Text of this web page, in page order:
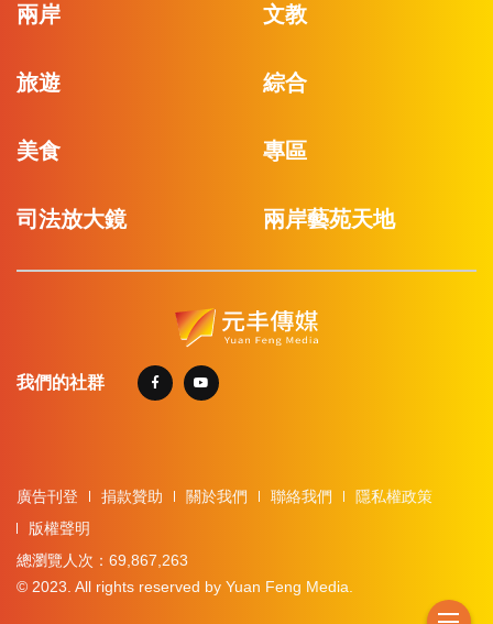
兩岸 文教
旅遊 綜合
美食 專區
司法放大鏡 兩岸藝苑天地
我們的社群
廣告刊登 捐款贊助 關於我們 聯絡我們
隱私權政策
版權聲明
總瀏覽人次：69,867,263
© 2023. All rights reserved by Yuan Feng Media.